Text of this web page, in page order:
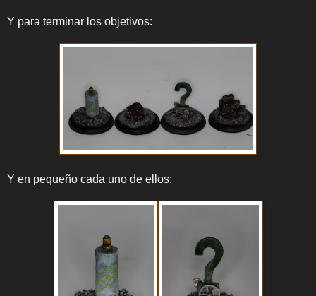
Y para terminar los objetivos:
Y en pequeño cada uno de ellos: